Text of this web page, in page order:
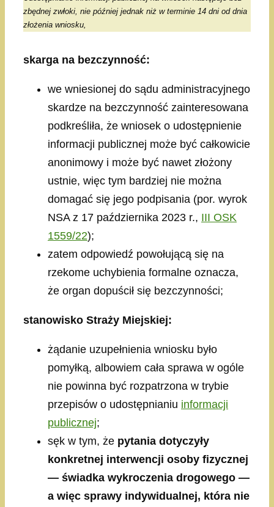
zbędnej zwłoki, nie później jednak niż w terminie 14 dni od dnia
złożenia wniosku,
skarga na bezczynność:
we wniesionej do sądu administracyjnego
skardze na bezczynność zainteresowana
podkreśliła, że wniosek o udostępnienie
informacji publicznej może być całkowicie
anonimowy i może być nawet złożony
ustnie, więc tym bardziej nie można
domagać się jego podpisania (por. wyrok
NSA z 17 października 2023 r., III OSK
1559/22);
zatem odpowiedź powołującą się na
rzekome uchybienia formalne oznacza,
że organ dopuścił się bezczynności;
stanowisko Straży Miejskiej:
żądanie uzupełnienia wniosku było
pomyłką, albowiem cała sprawa w ogóle
nie powinna być rozpatrzona w trybie
przepisów o udostępnianiu informacji
publicznej;
sęk w tym, że pytania dotyczyły
konkretnej interwencji osoby fizycznej
— świadka wykroczenia drogowego —
a więc sprawy indywidualnej, która nie